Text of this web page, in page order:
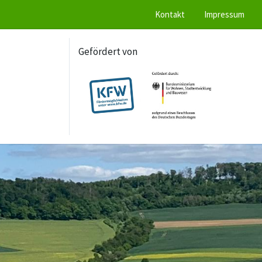
Kontakt Impressum
Gefördert von